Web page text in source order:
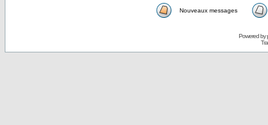
Nouveaux messages
Powered by